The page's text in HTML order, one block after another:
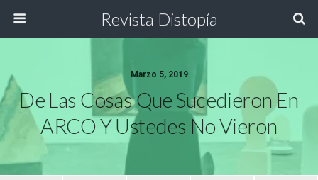
Revista Distopía
Marzo 5, 2019
De Las Cosas Que Sucedieron En
ARCO Y Ustedes No Vieron